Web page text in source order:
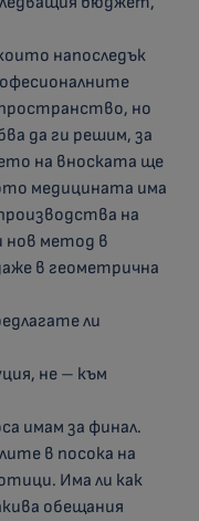
напоследък
но
да ги решим, за
на вноската ще
медицината има
на
нов метод в
в геометрична
ли
не – към
имам за финал.
в посока на
Има ли как
обещания